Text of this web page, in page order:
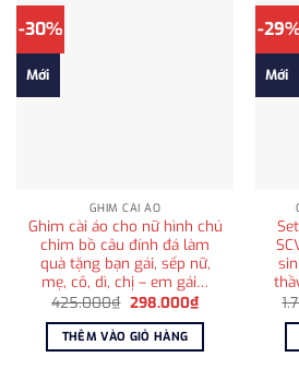
-30%
Mới
GHIM CÀI ÁO
Ghim cài áo cho nữ hình chú
chim bồ câu đính đá làm
quà tặng bạn gái, sếp nữ,
mẹ, cô, dì, chị – em gái…
425.000₫ Giá
là:
425.000₫.
298.000₫Giá
hiện
tại
298.000₫.
THÊM VÀO GIỎ HÀNG
-
Mới